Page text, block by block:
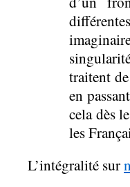
traitent
en
cela dès
les
L’intégralité sur